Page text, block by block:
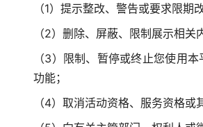
（1）提示整改、警告或要求限期改
（2）删除、屏蔽、限制展示相关
（3）限制、暂停或终止您使用
功能；
（4）取消活动资格、服务资格或